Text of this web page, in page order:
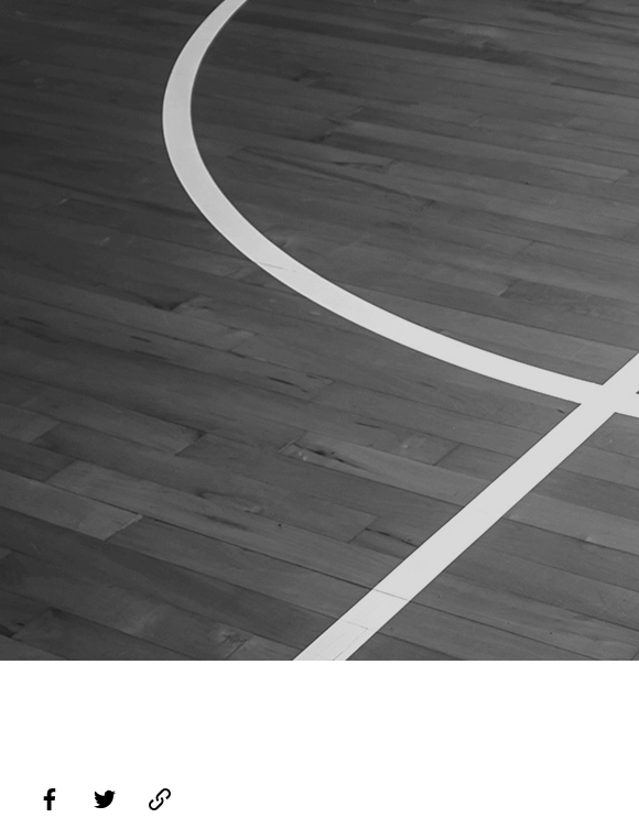
ÁREA TÉCNICA
PROJETOS